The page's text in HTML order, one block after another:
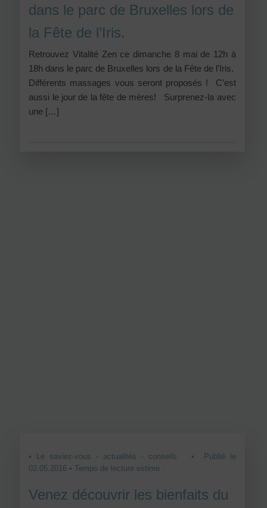
dans le parc de Bruxelles lors de
la Fête de l’Iris.
Retrouvez Vitalité Zen ce dimanche 8 mai de 12h à
18h dans le parc de Bruxelles lors de la Fête de l’Iris.
Différents massages vous seront proposés ! C’est
aussi le jour de la fête de mères! Surprenez-la avec
une […]
• Le saviez-vous - actualités - conseils • Publié le
02.05.2016 • Temps de lecture estimé :
Venez découvrir les bienfaits du